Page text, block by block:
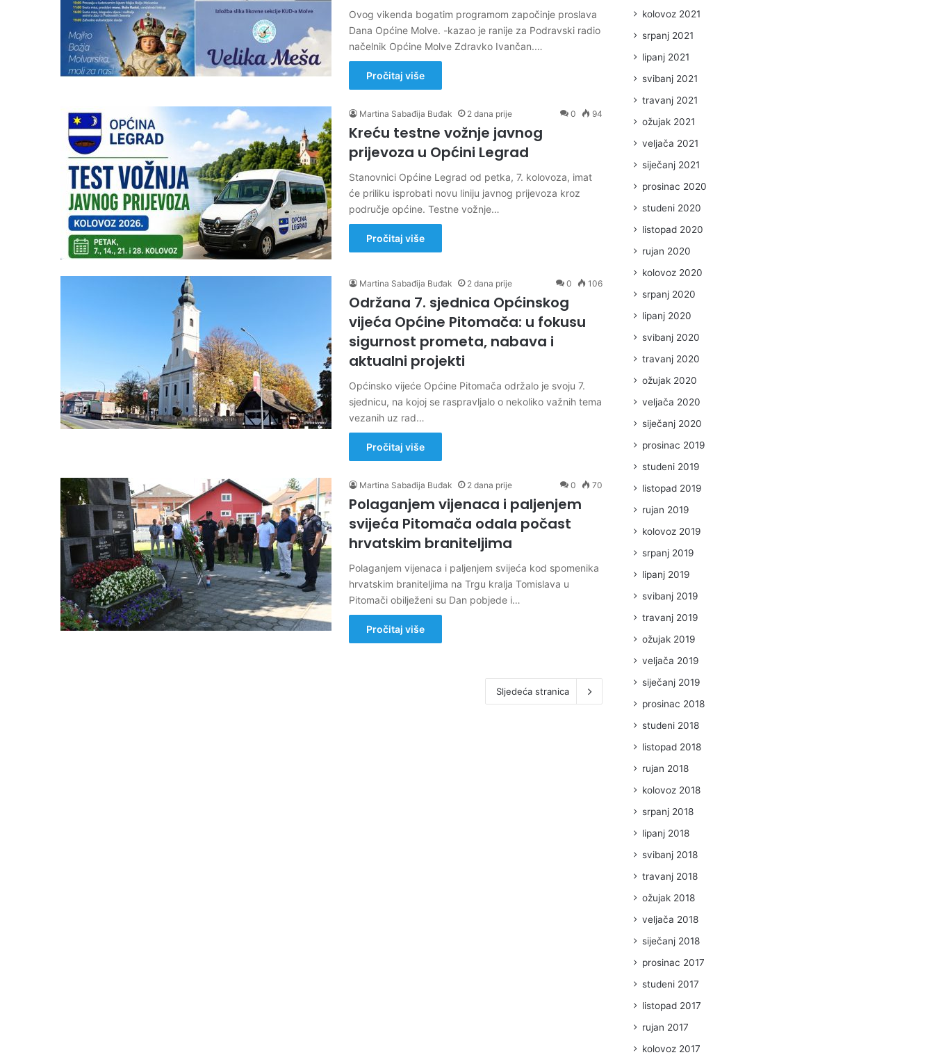
Ovog vikenda bogatim programom započinje proslava
Dana Općine Molve. -kazao je ranije za Podravski radio
načelnik Općine Molve Zdravko Ivančan.…
Pročitaj više
Martina Sabađija Buđak 2 dana prije 0 94
Kreću testne vožnje javnog
prijevoza u Općini Legrad
Stanovnici Općine Legrad od petka, 7. kolovoza, imat
će priliku isprobati novu liniju javnog prijevoza kroz
područje općine. Testne vožnje…
Pročitaj više
Martina Sabađija Buđak 2 dana prije 0 106
Održana 7. sjednica Općinskog
vijeća Općine Pitomača: u fokusu
sigurnost prometa, nabava i
aktualni projekti
Općinsko vijeće Općine Pitomača održalo je svoju 7.
sjednicu, na kojoj se raspravljalo o nekoliko važnih tema
vezanih uz rad…
Pročitaj više
Martina Sabađija Buđak 2 dana prije 0 70
Polaganjem vijenaca i paljenjem
svijeća Pitomača odala počast
hrvatskim braniteljima
Polaganjem vijenaca i paljenjem svijeća kod spomenika
hrvatskim braniteljima na Trgu kralja Tomislava u
Pitomači obilježeni su Dan pobjede i…
Pročitaj više
Sljedeća stranica
kolovoz 2021
srpanj 2021
lipanj 2021
svibanj 2021
travanj 2021
ožujak 2021
veljača 2021
siječanj 2021
prosinac 2020
studeni 2020
listopad 2020
rujan 2020
kolovoz 2020
srpanj 2020
lipanj 2020
svibanj 2020
travanj 2020
ožujak 2020
veljača 2020
siječanj 2020
prosinac 2019
studeni 2019
listopad 2019
rujan 2019
kolovoz 2019
srpanj 2019
lipanj 2019
svibanj 2019
travanj 2019
ožujak 2019
veljača 2019
siječanj 2019
prosinac 2018
studeni 2018
listopad 2018
rujan 2018
kolovoz 2018
srpanj 2018
lipanj 2018
svibanj 2018
travanj 2018
ožujak 2018
veljača 2018
siječanj 2018
prosinac 2017
studeni 2017
listopad 2017
rujan 2017
kolovoz 2017